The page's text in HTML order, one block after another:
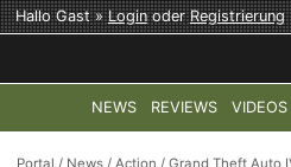
Hallo Gast »LoginoderRegistrierung
NEWS REVIEWS VIDEOS
TOP-THEMEN: COD: MODERN